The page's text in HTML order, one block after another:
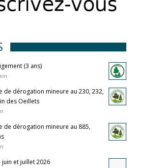
(3 ans)
de dérogation mineure au 230, 232,
des Oeillets
de dérogation mineure au 885,
juin et juillet 2026